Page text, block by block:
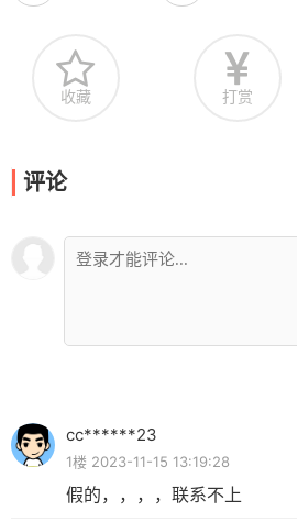
收藏 打赏
评论
cc******23
1楼 2023-11-15 13:19:28
假的，，，，联系不上